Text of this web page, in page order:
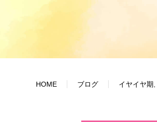
HOME ブログ イヤイヤ期